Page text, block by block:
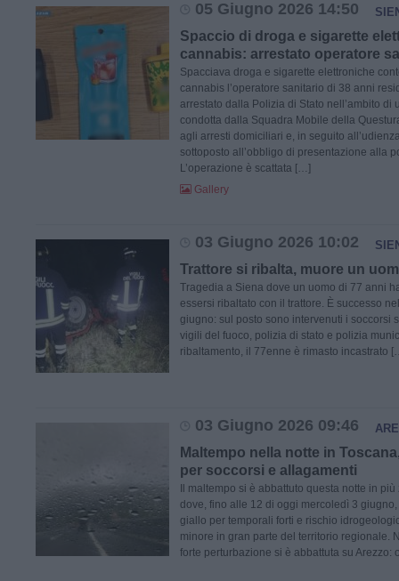
05 Giugno 2026 14:50
Spaccio di droga e sigarette
cannabis: arrestato operatore
Spacciava droga e sigarette elettroniche
cannabis l’operatore sanitario di 38 anni
arrestato dalla Polizia di Stato nell’ambito di
condotta dalla Squadra Mobile della
agli arresti domiciliari e, in seguito
sottoposto all’obbligo di presentazione alla
L’operazione è scattata […]
Gallery
03 Giugno 2026 10:02
Trattore si ribalta, muore un
Tragedia a Siena dove un uomo di 77 anni
essersi ribaltato con il trattore. È successo
giugno: sul posto sono intervenuti i soccorsi
vigili del fuoco, polizia di stato e polizia
ribaltamento, il 77enne è rimasto incastrato
03 Giugno 2026 09:46
Maltempo nella notte in
per soccorsi e allagamenti
Il maltempo si è abbattuto questa notte in
dove, fino alle 12 di oggi mercoledì 3
giallo per temporali forti e rischio
minore in gran parte del territorio regionale.
forte perturbazione si è abbattuta su Arezzo: